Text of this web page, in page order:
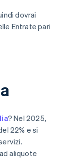
dovrai
Entrate pari
? Nel 2025,
22% e si
aliquote